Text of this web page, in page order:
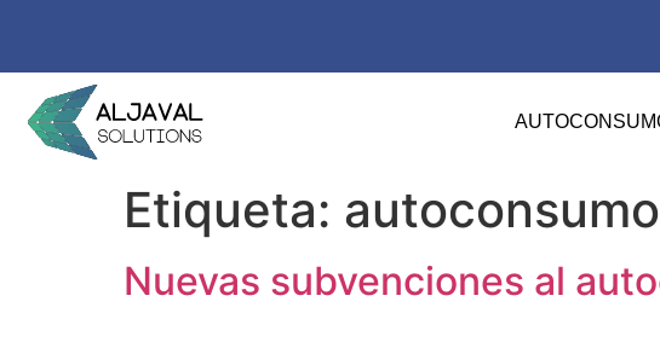
Etiqueta: autoconsumo
Nuevas subvenciones al